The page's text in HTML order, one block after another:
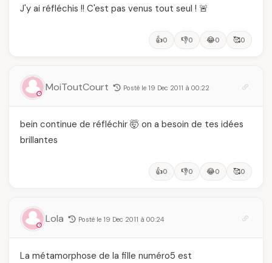
J'y ai réfléchis !! C'est pas venus tout seul ! 🚨
👍0 👎0 😂0 🥰0
MoiToutCourt Posté le 19 Dec 2011 à 00:22
bein continue de réfléchir 🤯 on a besoin de tes idées
brillantes
👍0 👎0 😂0 🥰0
Lola Posté le 19 Dec 2011 à 00:24
La métamorphose de la fille numéro5 est